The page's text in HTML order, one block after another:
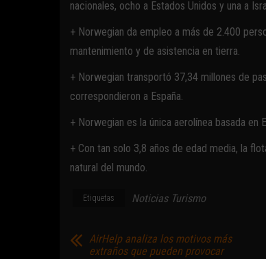
nacionales, ocho a Estados Unidos y una a
+ Norwegian da empleo a más de 2.400
mantenimiento y de asistencia en tierra.
+ Norwegian transportó 37,34 millones de
correspondieron a España.
+ Norwegian es la única aerolínea basada
+ Con tan solo 3,8 años de edad media, la
natural del mundo.
Etiquetas Noticias Turismo
AirHelp analiza los motivos más
extraños que pueden provocar